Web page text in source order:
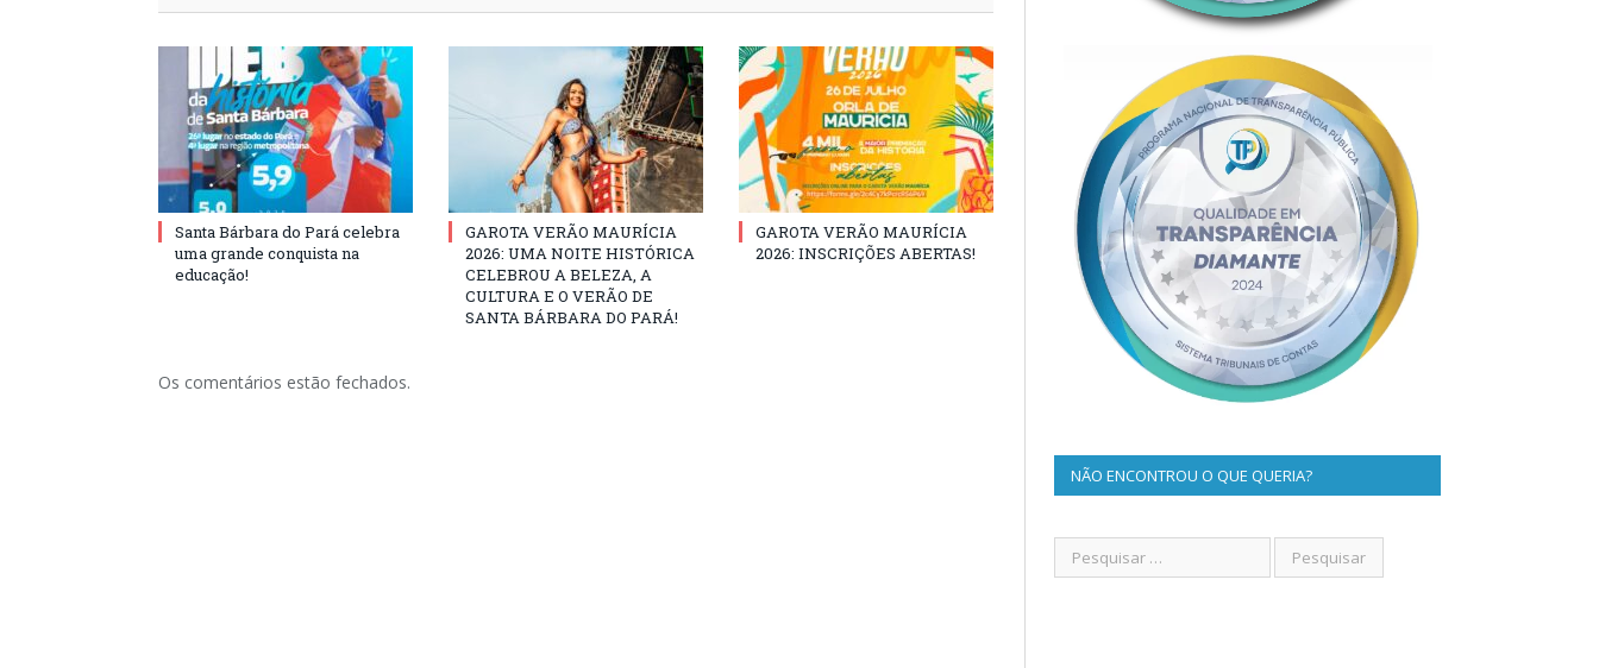
Santa Bárbara do Pará celebra
uma grande conquista na
educação!
GAROTA VERÃO MAURÍCIA
2026: UMA NOITE HISTÓRICA
CELEBROU A BELEZA, A
CULTURA E O VERÃO DE
SANTA BÁRBARA DO PARÁ!
GAROTA VERÃO MAURÍCIA
2026: INSCRIÇÕES ABERTAS!
Os comentários estão fechados.
NÃO ENCONTROU O QUE QUERIA?